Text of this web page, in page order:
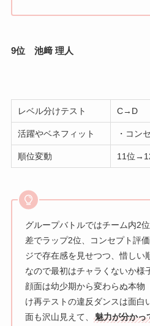
9位 池﨑 理人
レベル分けテスト C→D
活躍やベネフィット ・コン
順位変動 11位
グループバトルではチーム内2
差でラップ2位、コンセプト評
ジで存在感を見せつつ、惜しい
なので最初はチャラくないか様
顔面は幼少期から変わらぬ本物
け再テストの違反ダンスは面白
面も沢山見えて、
魅力が分かっ